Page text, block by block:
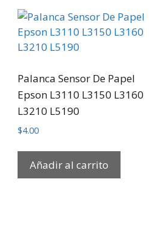
Palanca Sensor De Papel
Epson L3110 L3150 L3160
L3210 L5190
$4.00
Añadir al carrito